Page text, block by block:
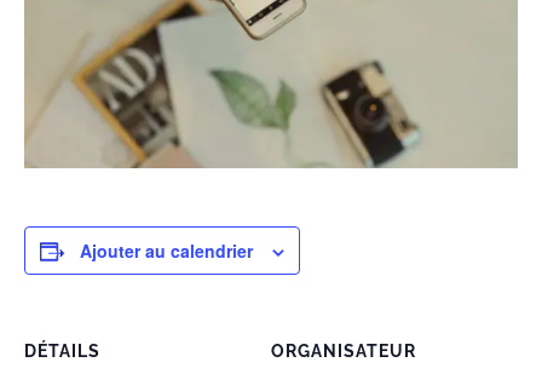
Ajouter au calendrier
DÉTAILS ORGANISATEUR